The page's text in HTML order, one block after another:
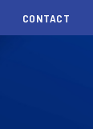
CONTACT